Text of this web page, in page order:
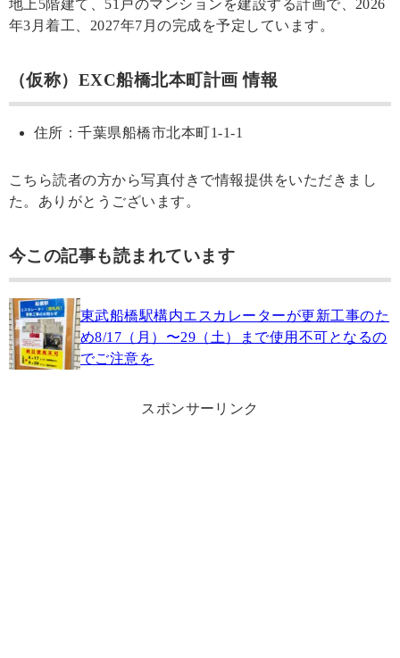
地上5階建て、51戸のマンションを建設する計画で、2026
年3月着工、2027年7月の完成を予定しています。
（仮称）EXC船橋北本町計画 情報
住所：千葉県船橋市北本町1-1-1
こちら読者の方から写真付きで情報提供をいただきまし
た。ありがとうございます。
今この記事も読まれています
東武船橋駅構内エスカレーターが更新工事のた
め8/17（月）〜29（土）まで使用不可となるの
でご注意を
スポンサーリンク